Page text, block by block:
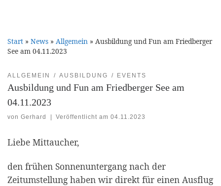
Start » News » Allgemein » Ausbildung und Fun am Friedberger
See am 04.11.2023
ALLGEMEIN AUSBILDUNG EVENTS
Ausbildung und Fun am Friedberger See am
04.11.2023
von Gerhard Veröffentlicht am04.11.2023
Liebe Mittaucher,
den frühen Sonnenuntergang nach der
Zeitumstellung haben wir direkt für einen Ausflug